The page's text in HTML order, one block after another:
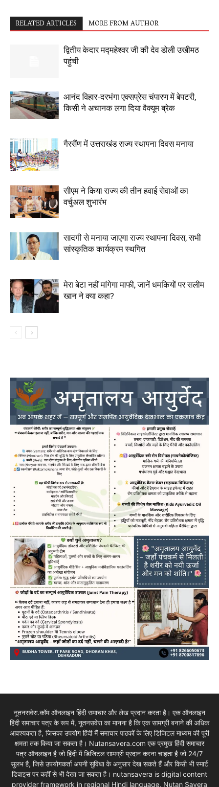
RELATED ARTICLES MORE FROM AUTHOR
द्वितीय केदार मद्महेश्वर जी की देव डोली उखीमठ
पहुंची
आनंद विहार-दरभंगा एक्सप्रेस चंपारण में बेपटरी,
किसी ने अचानक लगा दिया वैक्यूम ब्रेक
गैरसैंण में उत्तराखंड राज्य स्थापना दिवस मनाया
सीएम ने किया राज्य की तीन हवाई सेवाओं का
वर्चुअल शुभारंभ
सादगी से मनाया जाएगा राज्य स्थापना दिवस, सभी
सांस्कृतिक कार्यक्रम स्थगित
मेरा बेटा नहीं मांगेगा माफी, जानें धमकियों पर सलीम
खान ने क्या कहा?
नूतनसवेरा.कॉम ऑनलाइन हिंदी समाचार और लेख प्रदान करता है। एक ऑनलाइन
हिंदी समाचार पत्र के रूप में, नूतनसवेरा का मानना है कि एक सामग्री बनाने की अधिक
आवश्यकता है, जिसका उपयोग हिंदी मैं समाचार पाठकों के लिए डिजिटल माध्यम की पूरी
क्षमता तक किया जा सकता है। Nutansavera.com एक प्रमुख हिंदी समाचार
पत्र ऑनलाइन है जो हिंदी में डिजिटल सामग्री प्रदान करना चाहता है जो 24/7
सुलभ है, जिसे उपयोगकर्ता अपनी सुविधा के अनुसार देख सकते हैं और किसी भी स्मार्ट
डिवाइस पर कहीं से भी देखा जा सकता है। nutansavera is digital content
provider framework in regional Hindi language. Nutan Savera